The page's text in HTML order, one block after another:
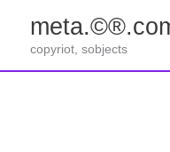
springencopyriot, sobjects